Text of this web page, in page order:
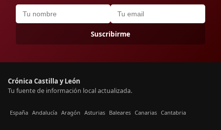
Suscribirme
Crónica Castilla y León
Tu fuente de información local actualizada.
España Andalucía Aragón Asturias Baleares Canarias Cantabria